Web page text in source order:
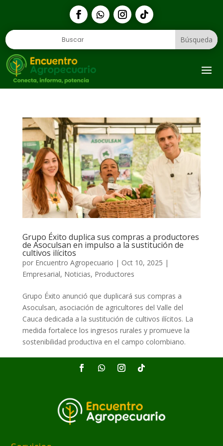
Grupo Éxito duplica sus compras a productores
de Asoculsan en impulso a la sustitución de
cultivos ilícitos
por Encuentro Agropecuario | Oct 10, 2025 |
Empresarial, Noticias, Productores
Grupo Éxito anunció que duplicará sus compras a
Asoculsan, asociación de agricultores del Valle del
Cauca dedicada a la sustitución de cultivos ilícitos. La
medida fortalece los ingresos rurales y promueve la
sostenibilidad productiva en el campo colombiano.